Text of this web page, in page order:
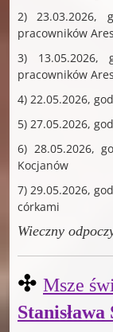
2) 23.03.2026,
pracowników
3) 13.05.2026,
pracowników
4) 22.05.2026,
5) 27.05.2026,
6) 28.05.2026,
Kocjanów
7) 29.05.2026,
córkami
Wieczny
✣ Msze
Stanisława